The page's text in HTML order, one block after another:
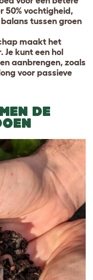
50% vochtigheid,
tussen groen
maakt het
Je kunt een hol
aanbrengen, zoals
voor passieve
DE